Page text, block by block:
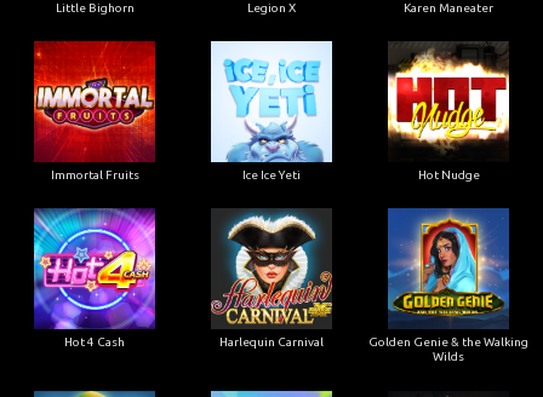
Little Bighorn Legion X Karen Maneater
Immortal Fruits Ice Ice Yeti Hot Nudge
Hot 4 Cash Harlequin Carnival
Golden Genie & the Walking
Wilds